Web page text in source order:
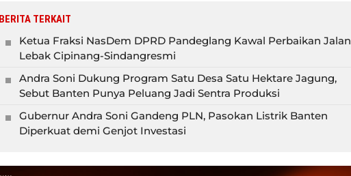
BERITA TERKAIT
Ketua Fraksi NasDem DPRD Pandeglang Kawal Perbaikan Jalan
Lebak Cipinang-Sindangresmi
Andra Soni Dukung Program Satu Desa Satu Hektare Jagung,
Sebut Banten Punya Peluang Jadi Sentra Produksi
Gubernur Andra Soni Gandeng PLN, Pasokan Listrik Banten
Diperkuat demi Genjot Investasi